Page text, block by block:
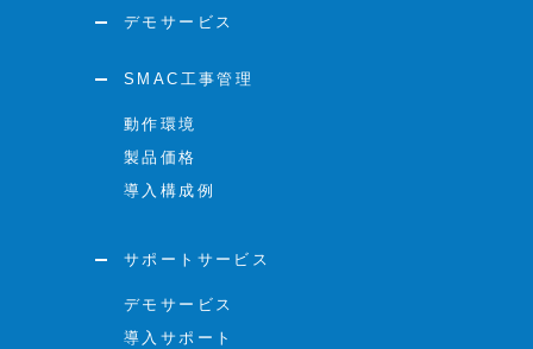
デモサービス
SMAC工事管理
動作環境
製品価格
導入構成例
サポートサービス
デモサービス
導入サポート